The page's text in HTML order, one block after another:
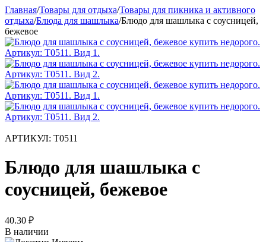
Главная/Товары для отдыха/Товары для пикника и активного
отдыха/Блюда для шашлыка/Блюдо для шашлыка с соусницей,
бежевое
АРТИКУЛ: Т0511
Блюдо для шашлыка с
соусницей, бежевое
40.30 ₽
В наличии